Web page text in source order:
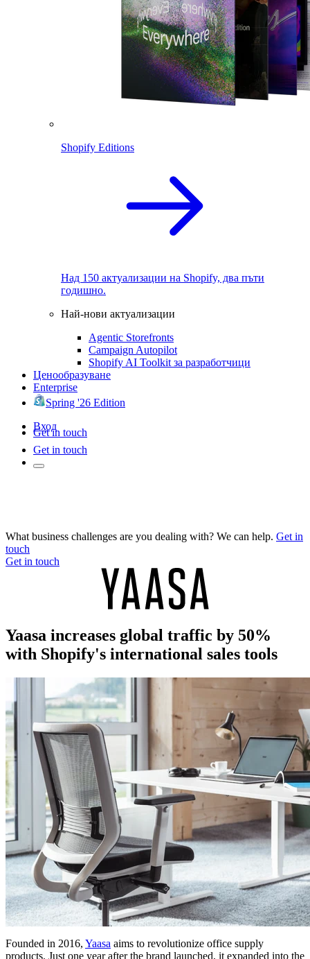
Shopify Editions
Над 150 актуализации на Shopify, два пъти
годишно.
Най-нови актуализации
Agentic Storefronts
Campaign Autopilot
Shopify AI Toolkit за разработчици
Ценообразуване
Enterprise
Spring '26 Edition
Вход
Get in touch
Get in touch
What business challenges are you dealing with? We can help. Get in
touch
Get in touch
Yaasa increases global traffic by 50%
with Shopify's international sales tools
Founded in 2016, Yaasa aims to revolutionize office supply
products. Just one year after the brand launched, it expanded into the